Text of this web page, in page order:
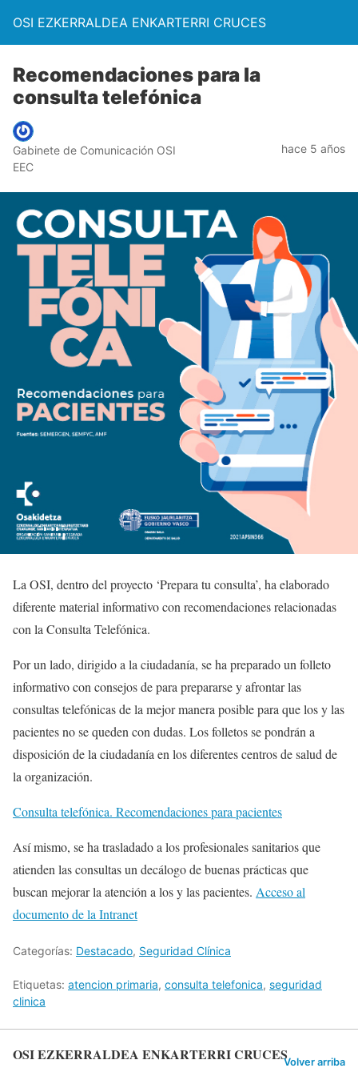
OSI EZKERRALDEA ENKARTERRI CRUCES
Recomendaciones para la
consulta telefónica
Gabinete de Comunicación OSI
EEC
hace 5 años
La OSI, dentro del proyecto ‘Prepara tu consulta’, ha elaborado
diferente material informativo con recomendaciones relacionadas
con la Consulta Telefónica.
Por un lado, dirigido a la ciudadanía, se ha preparado un folleto
informativo con consejos de para prepararse y afrontar las
consultas telefónicas de la mejor manera posible para que los y las
pacientes no se queden con dudas. Los folletos se pondrán a
disposición de la ciudadanía en los diferentes centros de salud de
la organización.
Consulta telefónica. Recomendaciones para pacientes
Así mismo, se ha trasladado a los profesionales sanitarios que
atienden las consultas un decálogo de buenas prácticas que
buscan mejorar la atención a los y las pacientes. Acceso al
documento de la Intranet
Categorías: Destacado, Seguridad Clínica
Etiquetas: atencion primaria, consulta telefonica, seguridad
clinica
OSI EZKERRALDEA ENKARTERRI CRUCESVolver arriba